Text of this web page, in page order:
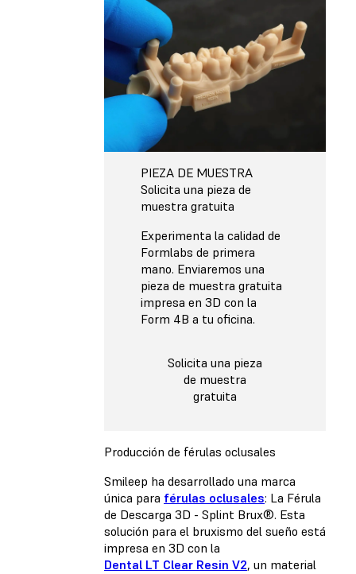
PIEZA DE MUESTRA
Solicita una pieza de
muestra gratuita
Experimenta la calidad de
Formlabs de primera
mano. Enviaremos una
pieza de muestra gratuita
impresa en 3D con la
Form 4B a tu oficina.
Solicita una pieza
de muestra
gratuita
Producción de férulas oclusales
Smileep ha desarrollado una marca
única para férulas oclusales: La Férula
de Descarga 3D - Splint Brux®. Esta
solución para el bruxismo del sueño está
impresa en 3D con la
Dental LT Clear Resin V2, un material